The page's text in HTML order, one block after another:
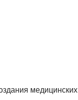
медицинских